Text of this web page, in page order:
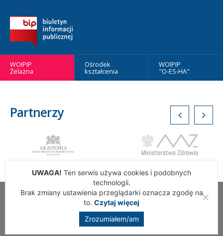
WOIPIP
Żelazna
Ośrodek
kształcenia
WOIPIP
"O-ES-HA"
Partnerzy
Wszelkie Prawa Zastrzeżone. Warszawska Okręgowa Izba
Pielęgniarek i Położnych
addslashes.pl
UWAGA! Ten serwis używa cookies i podobnych
technologii.
Brak zmiany ustawienia przeglądarki oznacza zgodę na
to. Czytaj więcej
Zrozumiałem/am